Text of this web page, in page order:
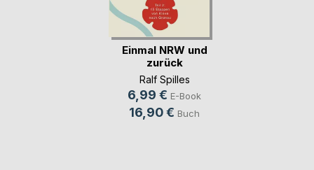
Einmal NRW und
zurück
Ralf Spilles
6,99 € E-Book
16,90 € Buch